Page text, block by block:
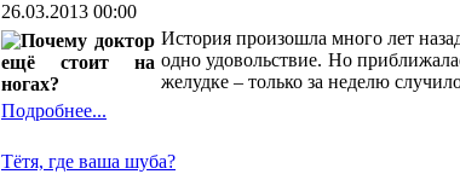
26.03.2013 00:00
История произошла много лет
одно удовольствие. Но
желудке – только за неделю
Подробнее...
Тётя, где ваша шуба?